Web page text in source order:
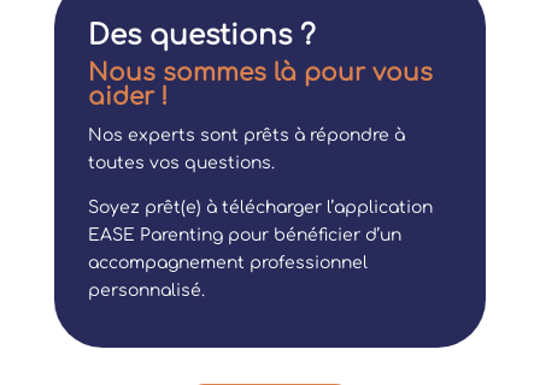
Des questions ?
Nous sommes là pour vous
aider !
Nos experts sont prêts à répondre à
toutes vos questions.
Soyez prêt(e) à télécharger l’application
EASE Parenting pour bénéficier d’un
accompagnement professionnel
personnalisé.